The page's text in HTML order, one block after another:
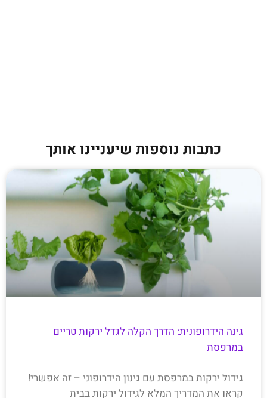
כתבות נוספות שיעניינו אותך
גינה הידרופונית: הדרך הקלה לגדל ירקות טריים
במרפסת
גידול ירקות במרפסת עם גינון הידרופוני – זה אפשרי!
קראו את המדריך המלא לגידול ירקות בבית